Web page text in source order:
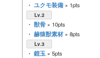
・ ユクモ装備 × 1pts
Lv.2
・ 獣骨 × 10pts
・ 赫猿獣素材 × 8pts
Lv.3
・ 鎧玉 × 5pts